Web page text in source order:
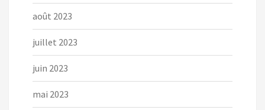
août 2023
juillet 2023
juin 2023
mai 2023